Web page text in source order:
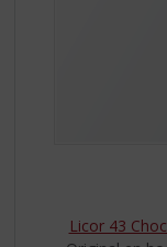
Licor 43